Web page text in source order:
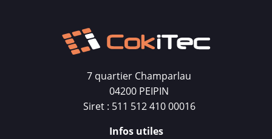
7 quartier Champarlau
04200 PEIPIN
Siret : 511 512 410 00016
Infos utiles